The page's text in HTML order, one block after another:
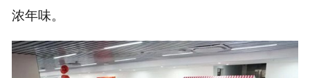
浓年味。